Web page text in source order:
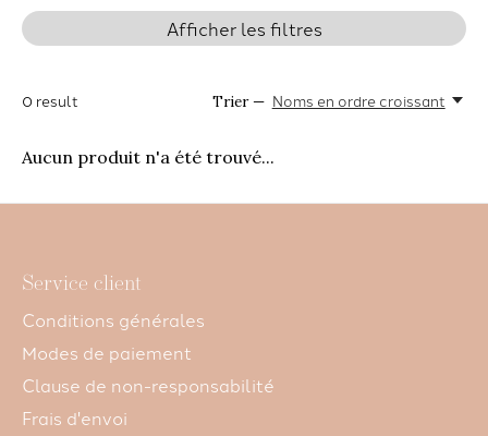
Afficher les filtres
0 result Trier — Noms en ordre croissant
Aucun produit n'a été trouvé...
Service client
Conditions générales
Modes de paiement
Clause de non-responsabilité
Frais d'envoi